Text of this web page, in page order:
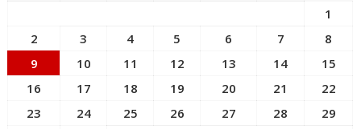
1
2
3 4 5 6 7
8
9
10 11 12 13 14
15
16
17 18 19 20 21
22
23
24 25 26 27 28
29